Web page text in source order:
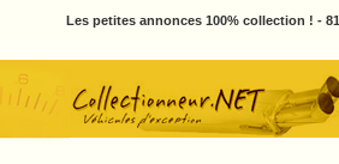
Les petites annonces 100% collection ! -